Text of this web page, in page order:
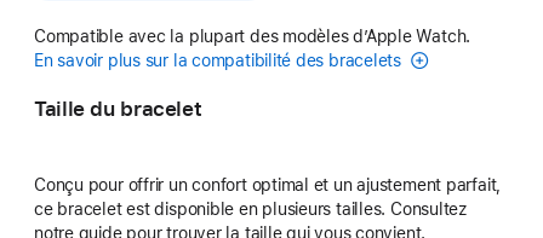
Compatible avec la plupart des modèles d’Apple Watch.
En savoir plus sur la compatibilité des bracelets
Taille du bracelet
Conçu pour offrir un confort optimal et un ajustement parfait,
ce bracelet est disponible en plusieurs tailles. Consultez
notre guide pour trouver la taille qui vous convient.